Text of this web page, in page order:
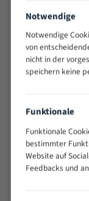
50 - 120
80 - 180
130 -
350
200 -
> 500
Vorteile:
Notwendige
Notwendige
von
nicht in der
speichern keine
Funktionale
Funktionale
bestimmter
Website auf
Feedbacks und